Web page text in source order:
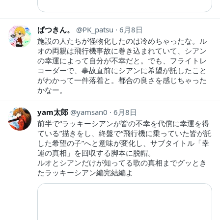
ぱつきん。 PK_patsu
6月8日
施設の人たちが怪物化したのは冷めちゃったな。ル
オの両親は飛行機事故に巻き込まれていて、シアン
の幸運によって自分が不幸だと。でも、フライトレ
コーダーで、事故直前にシアンに希望が託したこと
がわかって一件落着と。都合の良さを感じちゃった
かなー。
yam太郎 yamsan0
6月8日
前半で“ラッキーシアンが皆の不幸を代償に幸運を得
ている”描きをし、終盤で“飛行機に乗っていた皆が託
した希望の子”へと意味が変化し、サブタイトル「幸
運の真相」を回収する脚本に脱帽。
ルオとシアンだけが知ってる歌の真相までグッとき
たラッキーシアン編完結編よ